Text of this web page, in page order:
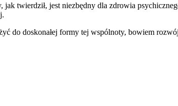
jak twierdził, jest niezbędny dla zdrowia
do doskonałej formy tej wspólnoty, bowiem